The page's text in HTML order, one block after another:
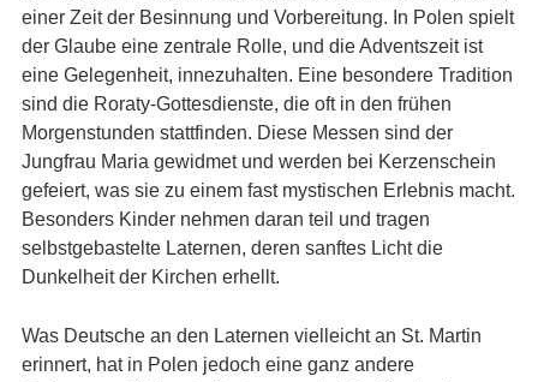
einer Zeit der Besinnung und Vorbereitung. In Polen spielt
der Glaube eine zentrale Rolle, und die Adventszeit ist
eine Gelegenheit, innezuhalten. Eine besondere Tradition
sind die Roraty-Gottesdienste, die oft in den frühen
Morgenstunden stattfinden. Diese Messen sind der
Jungfrau Maria gewidmet und werden bei Kerzenschein
gefeiert, was sie zu einem fast mystischen Erlebnis macht.
Besonders Kinder nehmen daran teil und tragen
selbstgebastelte Laternen, deren sanftes Licht die
Dunkelheit der Kirchen erhellt.
Was Deutsche an den Laternen vielleicht an St. Martin
erinnert, hat in Polen jedoch eine ganz andere